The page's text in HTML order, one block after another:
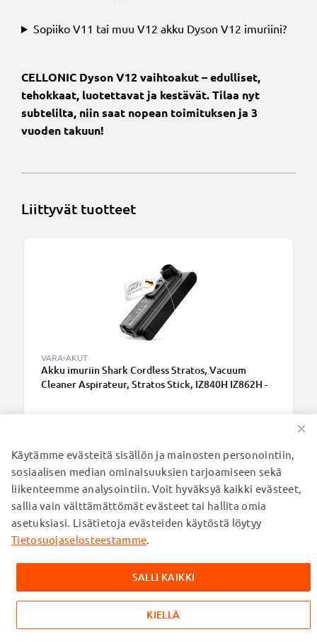
Sopiiko V11 tai muu V12 akku Dyson V12 imuriini?
CELLONIC Dyson V12 vaihtoakut – edulliset,
tehokkaat, luotettavat ja kestävät. Tilaa nyt
subtelilta, niin saat nopean toimituksen ja 3
vuoden takuun!
Liittyvät tuotteet
VARA-AKUT
Akku imuriin Shark Cordless Stratos, Vacuum
Cleaner Aspirateur, Stratos Stick, IZ840H IZ862H -
OTA YHTEYTTÄ
Ma - Pe: 11:00 - 22:00
info@subtel.fi
Yhteydenottolomake